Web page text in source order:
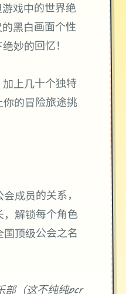
戏中的世界绝
黑白画面个性
妙的回忆！
上几十个独特
的冒险旅途挑
成员的关系，
解锁每个角色
顶级公会之名